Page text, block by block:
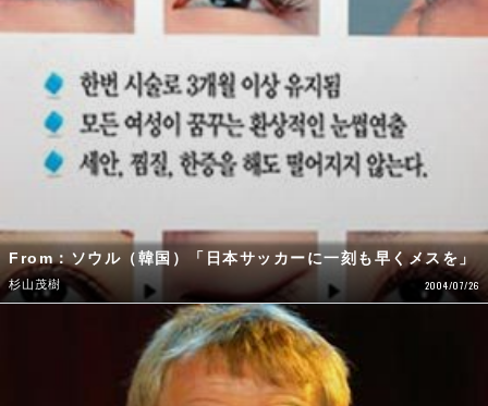
From：ソウル（韓国）「日本サッカーに一刻も早くメスを」
杉山茂樹 2004/07/26